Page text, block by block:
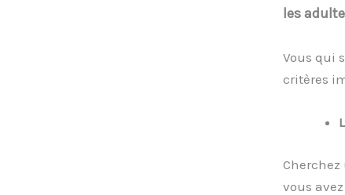
les
Vous qui
critères
vous